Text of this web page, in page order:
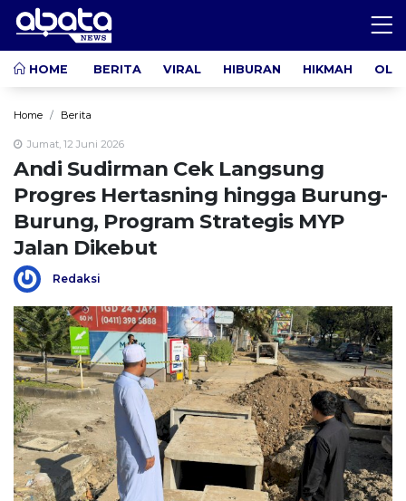
HOME BERITA VIRAL HIBURAN HIKMAH
Home Berita
Jumat, 12 Juni 2026
Andi Sudirman Cek Langsung
Progres Hertasning hingga Burung-
Burung, Program Strategis MYP
Jalan Dikebut
Redaksi